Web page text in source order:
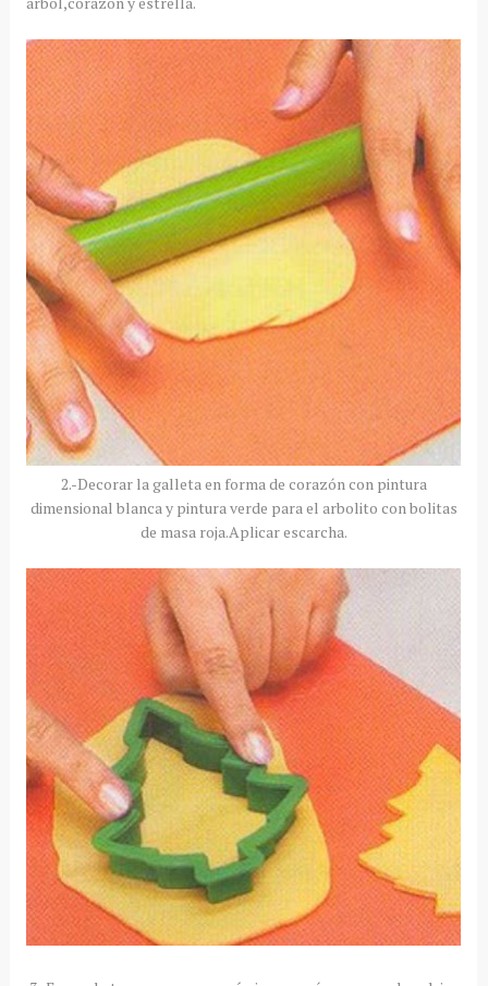
2.-Decorar la galleta en forma de corazón con pintura
dimensional blanca y pintura verde para el arbolito con bolitas
de masa roja.Aplicar escarcha.